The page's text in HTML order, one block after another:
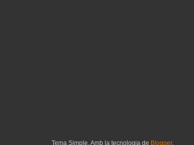
Tema Simple. Amb la tecnologia de Blogger.